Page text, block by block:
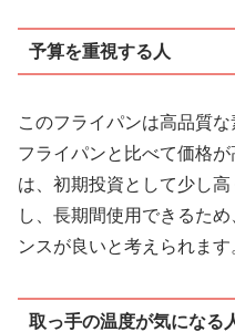
予算を重視する人
このフライパンは高品質
フライパンと比べて価格
は、初期投資として少し
し、長期間使用できるた
ンスが良いと考えられます
取っ手の温度が気になる